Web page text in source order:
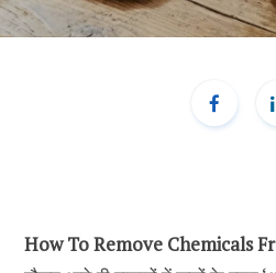
How To Remove Chemicals